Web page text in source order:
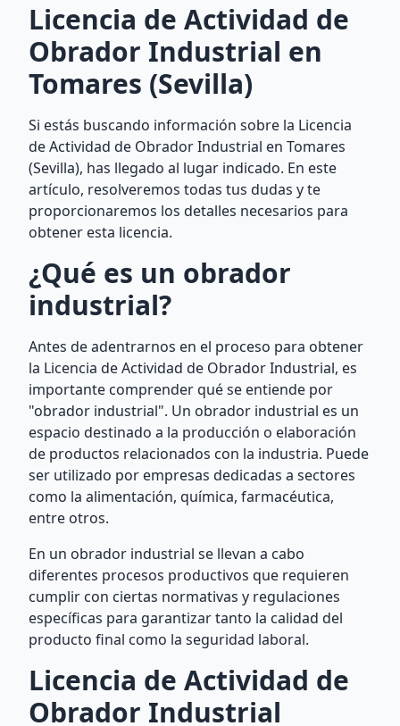
Licencia de Actividad de
Obrador Industrial en
Tomares (Sevilla)
Si estás buscando información sobre la Licencia
de Actividad de Obrador Industrial en Tomares
(Sevilla), has llegado al lugar indicado. En este
artículo, resolveremos todas tus dudas y te
proporcionaremos los detalles necesarios para
obtener esta licencia.
¿Qué es un obrador
industrial?
Antes de adentrarnos en el proceso para obtener
la Licencia de Actividad de Obrador Industrial, es
importante comprender qué se entiende por
"obrador industrial". Un obrador industrial es un
espacio destinado a la producción o elaboración
de productos relacionados con la industria. Puede
ser utilizado por empresas dedicadas a sectores
como la alimentación, química, farmacéutica,
entre otros.
En un obrador industrial se llevan a cabo
diferentes procesos productivos que requieren
cumplir con ciertas normativas y regulaciones
específicas para garantizar tanto la calidad del
producto final como la seguridad laboral.
Licencia de Actividad de
Obrador Industrial